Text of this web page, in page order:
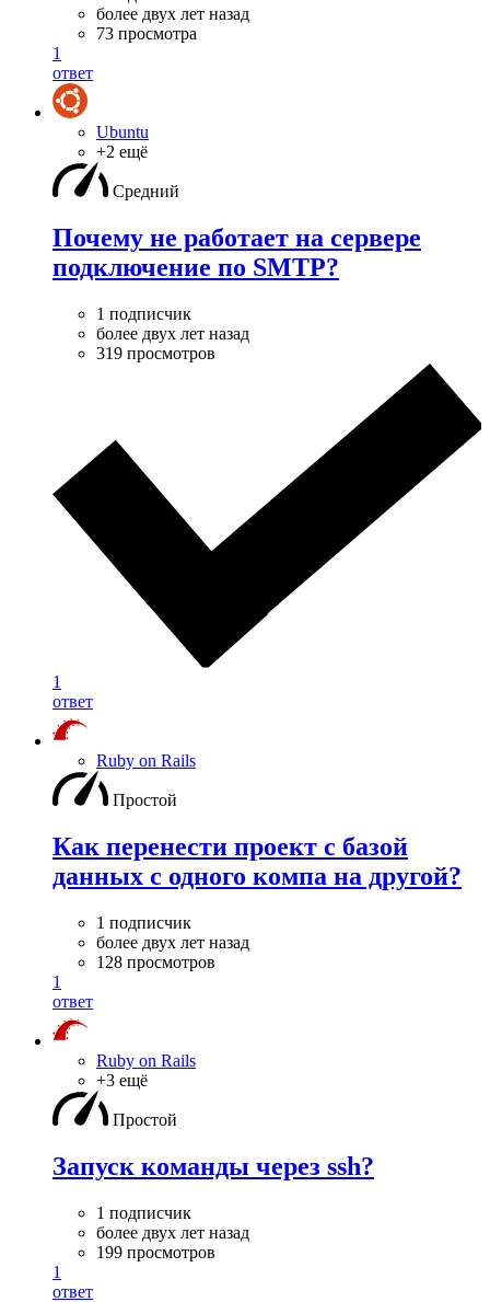
более двух лет назад
73 просмотра
1
ответ
Ubuntu
+2 ещё
Средний
Почему не работает на сервере
подключение по SMTP?
1 подписчик
более двух лет назад
319 просмотров
1
ответ
Ruby on Rails
Простой
Как перенести проект с базой
данных с одного компа на другой?
1 подписчик
более двух лет назад
128 просмотров
1
ответ
Ruby on Rails
+3 ещё
Простой
Запуск команды через ssh?
1 подписчик
более двух лет назад
199 просмотров
1
ответ